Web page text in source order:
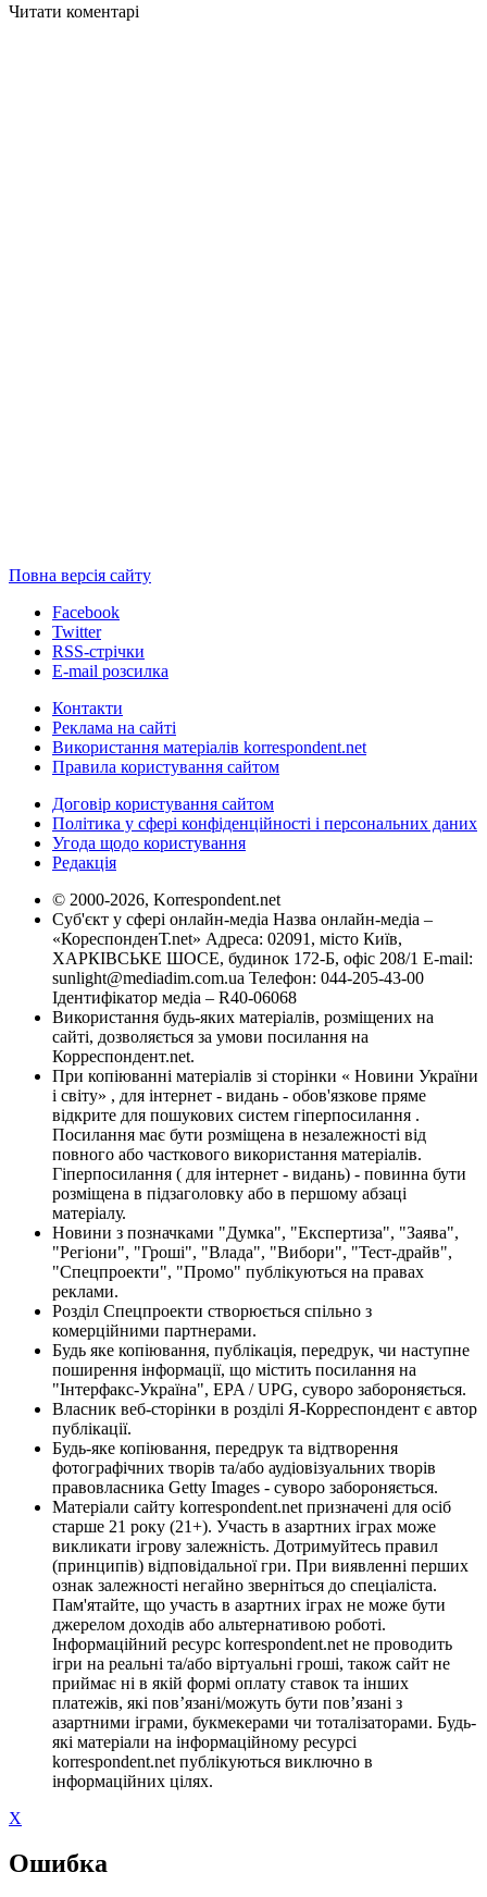
Читати коментарі
Повна версія сайту
Facebook
Twitter
RSS-стрічки
E-mail розсилка
Контакти
Реклама на сайті
Використання матеріалів korrespondent.net
Правила користування сайтом
Договір користування сайтом
Політика у сфері конфіденційності і персональних даних
Угода щодо користування
Редакція
© 2000-2026, Korrespondent.net
Суб'єкт у сфері онлайн-медіа Назва онлайн-медіа –
«КореспонденТ.net» Адреса: 02091, місто Київ,
ХАРКІВСЬКЕ ШОСЕ, будинок 172-Б, офіс 208/1 E-mail:
sunlight@mediadim.com.ua Телефон: 044-205-43-00
Ідентифікатор медіа – R40-06068
Використання будь-яких матеріалів, розміщених на
сайті, дозволяється за умови посилання на
Корреспондент.net.
При копіюванні матеріалів зі сторінки « Новини України
і світу» , для інтернет - видань - обов'язкове пряме
відкрите для пошукових систем гіперпосилання .
Посилання має бути розміщена в незалежності від
повного або часткового використання матеріалів.
Гіперпосилання ( для інтернет - видань) - повинна бути
розміщена в підзаголовку або в першому абзаці
матеріалу.
Новини з позначками "Думка", "Експертиза", "Заява",
"Регіони", "Гроші", "Влада", "Вибори", "Тест-драйв",
"Спецпроекти", "Промо" публікуються на правах
реклами.
Розділ Спецпроекти створюється спільно з
комерційними партнерами.
Будь яке копіювання, публікація, передрук, чи наступне
поширення інформації, що містить посилання на
"Інтерфакс-Україна", EPA / UPG, суворо забороняється.
Власник веб-сторінки в розділі Я-Корреспондент є автор
публікації.
Будь-яке копіювання, передрук та відтворення
фотографічних творів та/або аудіовізуальних творів
правовласника Getty Images - суворо забороняється.
Матеріали сайту korrespondent.net призначені для осіб
старше 21 року (21+). Участь в азартних іграх може
викликати ігрову залежність. Дотримуйтесь правил
(принципів) відповідальної гри. При виявленні перших
ознак залежності негайно зверніться до спеціаліста.
Пам'ятайте, що участь в азартних іграх не може бути
джерелом доходів або альтернативою роботі.
Інформаційний ресурс korrespondent.net не проводить
ігри на реальні та/або віртуальні гроші, також сайт не
приймає ні в якій формі оплату ставок та інших
платежів, які пов’язані/можуть бути пов’язані з
азартними іграми, букмекерами чи тоталізаторами. Будь-
які матеріали на інформаційному ресурсі
korrespondent.net публікуються виключно в
інформаційних цілях.
X
Ошибка